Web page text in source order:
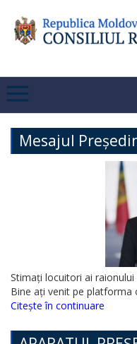
Mesajul
Stimați locuitori ai raionului
Bine ați venit pe platforma
Citește în continuare